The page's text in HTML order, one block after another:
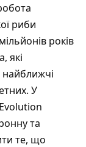
риби
років
які
У
та
те, що